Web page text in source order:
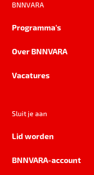
BNNVARA
Programma's
Over BNNVARA
Vacatures
Sluit je aan
Lid worden
BNNVARA-account